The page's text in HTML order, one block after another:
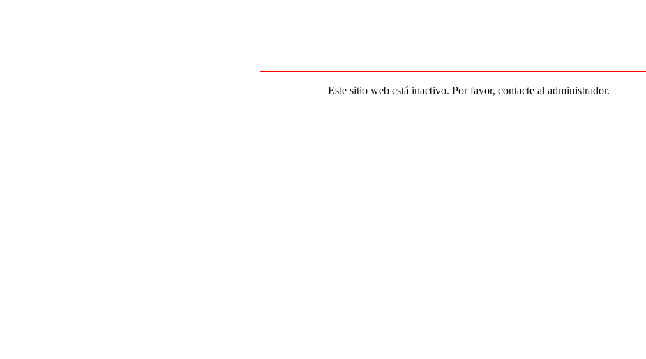
Este sitio web está inactivo. Por favor, contacte al administrador.